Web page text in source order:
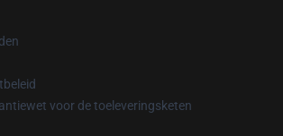
voor de toeleveringsketen